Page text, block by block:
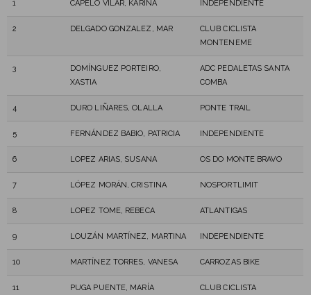
1 CAPELO VILAR, KARINA INDEPENDIENTE
2 DELGADO GONZALEZ, MAR
CLUB CICLISTA
MONTENEME
3
DOMÍNGUEZ PORTEIRO,
XASTIA
ADC PEDALETAS SANTA
COMBA
4 DURO LIÑARES, OLALLA PONTE TRAIL
5 FERNÁNDEZ BABIO, PATRICIA INDEPENDIENTE
6 LOPEZ ARIAS, SUSANA OS DO MONTE BRAVO
7 LÓPEZ MORÁN, CRISTINA NOSPORTLIMIT
8 LOPEZ TOME, REBECA ATLANTIGAS
9 LOUZÁN MARTÍNEZ, MARTINA INDEPENDIENTE
10 MARTÍNEZ TORRES, VANESA CARROZAS BIKE
11 PUGA PUENTE, MARÍA
CLUB CICLISTA